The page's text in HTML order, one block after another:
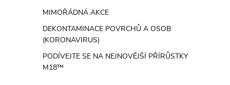
MIMOŘÁDNÁ AKCE
DEKONTAMINACE POVRCHŮ A OSOB
(KORONAVIRUS)
PODÍVEJTE SE NA NEJNOVĚJŠÍ PŘÍRŮSTKY
M18™